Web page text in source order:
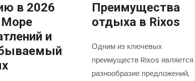
в 2026
Море
и
Преимущества
отдыха в Rixos
Одним из ключевых
преимуществ Rixos является
разнообразие предложений,